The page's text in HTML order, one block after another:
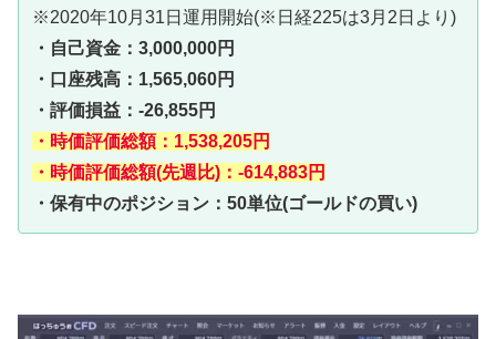
※2020年10月31日運用開始(※日経225は3月2日より)
・自己資金：3,000,000円
・口座残高：1,565,060円
・評価損益：-26,855円
・時価評価総額：1,538,205円
・時価評価総額(先週比)：-614,883円
・保有中のポジション：50単位(ゴールドの買い)